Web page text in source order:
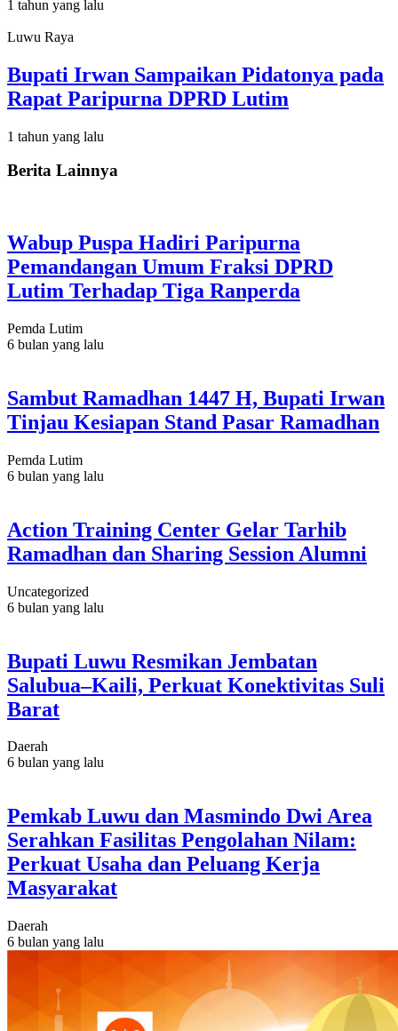
1 tahun yang lalu
Luwu Raya
Bupati Irwan Sampaikan Pidatonya pada
Rapat Paripurna DPRD Lutim
1 tahun yang lalu
Berita Lainnya
Wabup Puspa Hadiri Paripurna
Pemandangan Umum Fraksi DPRD
Lutim Terhadap Tiga Ranperda
Pemda Lutim
6 bulan yang lalu
Sambut Ramadhan 1447 H, Bupati Irwan
Tinjau Kesiapan Stand Pasar Ramadhan
Pemda Lutim
6 bulan yang lalu
Action Training Center Gelar Tarhib
Ramadhan dan Sharing Session Alumni
Uncategorized
6 bulan yang lalu
Bupati Luwu Resmikan Jembatan
Salubua–Kaili, Perkuat Konektivitas Suli
Barat
Daerah
6 bulan yang lalu
Pemkab Luwu dan Masmindo Dwi Area
Serahkan Fasilitas Pengolahan Nilam:
Perkuat Usaha dan Peluang Kerja
Masyarakat
Daerah
6 bulan yang lalu